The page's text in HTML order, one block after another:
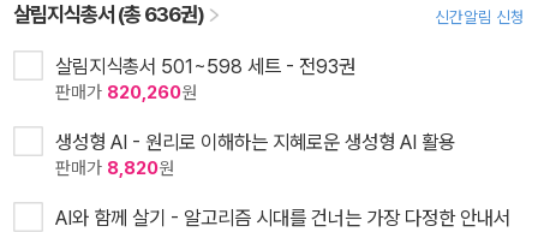
살림지식총서 (총 636권) 신간알림 신청
살림지식총서 501~598 세트 - 전93권
판매가 820,260원
생성형 AI - 원리로 이해하는 지혜로운 생성형 AI 활용
판매가 8,820원
AI와 함께 살기 - 알고리즘 시대를 건너는 가장 다정한 안내서